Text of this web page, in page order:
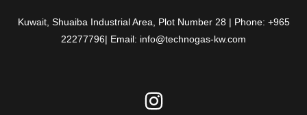
Kuwait, Shuaiba Industrial Area, Plot Number 28 | Phone: +965
22277796| Email: info@technogas-kw.com